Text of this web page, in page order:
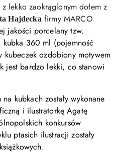
lekko zaokrąglonym dołem z
Hajdeckafirmy MARCO
jakości porcelany tzw.
kubka 360 ml (pojemność
kubeczekozdobiony motywem
jest bardzo lekki, co stanowi
kubkach zostały wykonane
i ilustratorkę Agatę
konkursów
ptasich ilustracji zostały